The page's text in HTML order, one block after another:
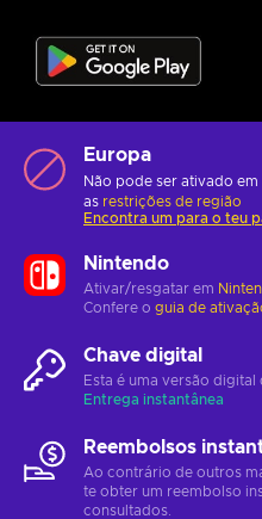
Europa
Não pode ser ativado
as restrições de região
Encontra um para o teu
Nintendo
Ativar/resgatar em
Confere o guia de
Chave digital
Esta é uma versão
Entrega instantânea
Reembolsos
Ao contrário de outros
te obter um reembolso
consultados.